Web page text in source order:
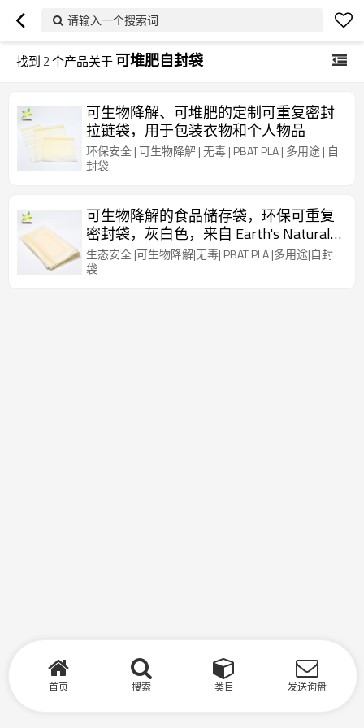
请输入一个搜索词
找到 2个产品关于可堆肥自封袋
可生物降解、可堆肥的定制可重复密封
拉链袋，用于包装衣物和个人物品
环保安全 | 可生物降解 | 无毒 | PBAT PLA | 多用途 | 自
封袋
可生物降解的食品储存袋，环保可重复
密封袋，灰白色，来自 Earth's Natural
Alternative
生态安全 |可生物降解|无毒| PBAT PLA |多用途|自封
袋
首页 搜索 类目 发送询盘